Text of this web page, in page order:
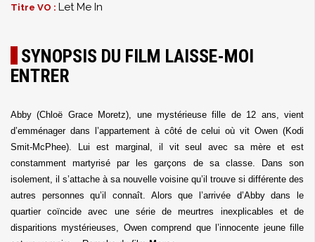
Titre VO : Let Me In
SYNOPSIS DU FILM LAISSE-MOI
ENTRER
Abby (Chloë Grace Moretz), une mystérieuse fille de 12 ans, vient
d’emménager dans l’appartement à côté de celui où vit Owen (Kodi
Smit-McPhee). Lui est marginal, il vitseul avec sa mère et est
constamment martyrisé par les garçons de sa classe. Dans son
isolement, il s’attache à sa nouvelle voisine qu’il trouve si différente des
autres personnes qu’il connaît. Alors que l’arrivée d’Abby dans le
quartier coïncide avec une série de meurtres inexplicables et de
disparitions mystérieuses, Owen comprend que l’innocente jeune fille